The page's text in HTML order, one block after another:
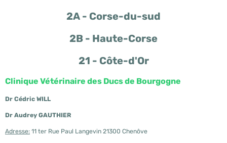
2A - Corse-du-sud
2B - Haute-Corse
21 - Côte-d'Or
Clinique Vétérinaire des Ducs de Bourgogne
Dr Cédric WILL
Dr Audrey GAUTHIER
Adresse: 11 ter Rue Paul Langevin 21300 Chenôve